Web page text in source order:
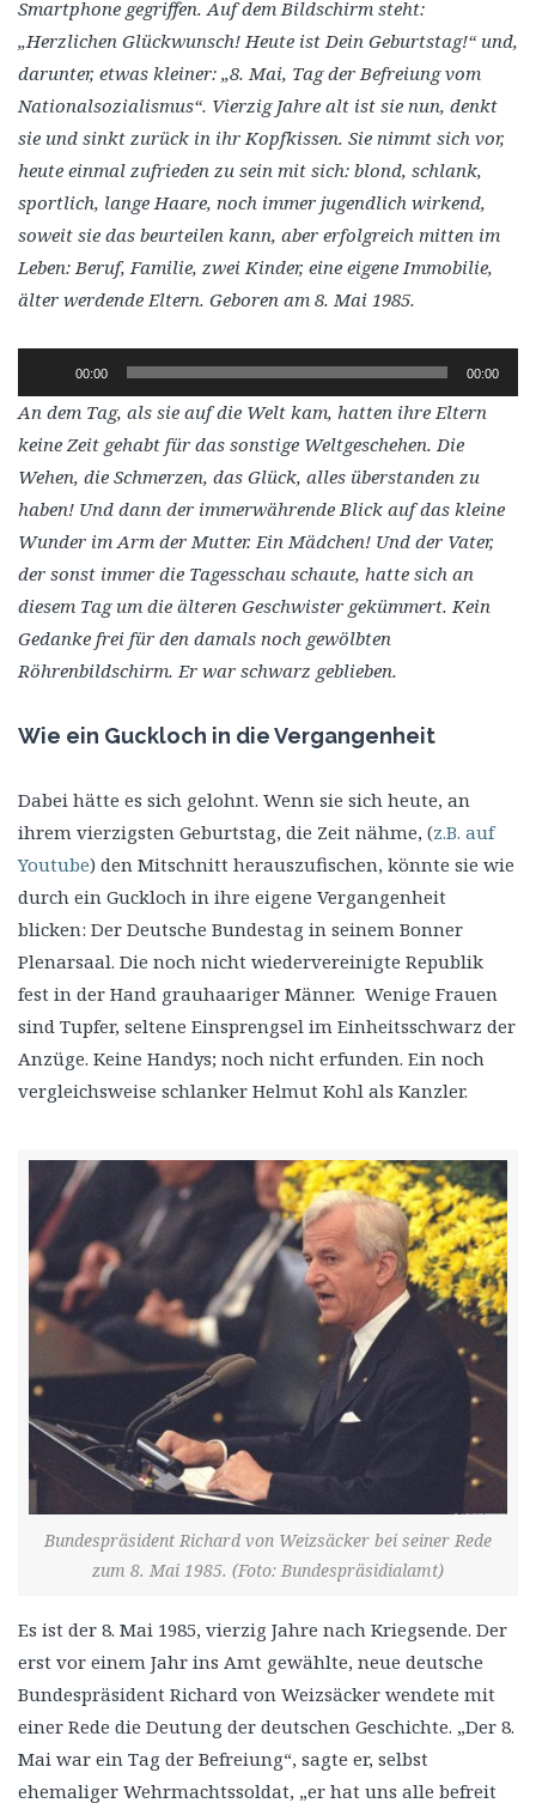
Smartphone gegriffen. Auf dem Bildschirm steht:
„Herzlichen Glückwunsch! Heute ist Dein Geburtstag!“ und,
darunter, etwas kleiner: „8. Mai, Tag der Befreiung vom
Nationalsozialismus“. Vierzig Jahre alt ist sie nun, denkt
sie und sinkt zurück in ihr Kopfkissen. Sie nimmt sich vor,
heute einmal zufrieden zu sein mit sich: blond, schlank,
sportlich, lange Haare, noch immer jugendlich wirkend,
soweit sie das beurteilen kann, aber erfolgreich mitten im
Leben: Beruf, Familie, zwei Kinder, eine eigene Immobilie,
älter werdende Eltern. Geboren am 8. Mai 1985.
Player
00:00 00:00
An dem Tag, als sie auf die Welt kam, hatten ihre Eltern
keine Zeit gehabt für das sonstige Weltgeschehen. Die
Wehen, die Schmerzen, das Glück, alles überstanden zu
haben! Und dann der immerwährende Blick auf das kleine
Wunder im Arm der Mutter. Ein Mädchen! Und der Vater,
der sonst immer die Tagesschau schaute, hatte sich an
diesem Tag um die älteren Geschwister gekümmert. Kein
Gedanke frei für den damals noch gewölbten
Röhrenbildschirm. Er war schwarz geblieben.
Wie ein Guckloch in die Vergangenheit
Dabei hätte es sich gelohnt. Wenn sie sich heute, an
ihrem vierzigsten Geburtstag, die Zeit nähme, (z.B. auf
Youtube) den Mitschnitt herauszufischen, könnte sie wie
durch ein Guckloch in ihre eigene Vergangenheit
blicken: Der Deutsche Bundestag in seinem Bonner
Plenarsaal. Die noch nicht wiedervereinigte Republik
fest in der Hand grauhaariger Männer. Wenige Frauen
sind Tupfer, seltene Einsprengsel im Einheitsschwarz der
Anzüge. Keine Handys; noch nicht erfunden. Ein noch
vergleichsweise schlanker Helmut Kohl als Kanzler.
Bundespräsident Richard von Weizsäcker bei seiner Rede
zum 8. Mai 1985. (Foto: Bundespräsidialamt)
Es ist der 8. Mai 1985, vierzig Jahre nach Kriegsende. Der
erst vor einem Jahr ins Amt gewählte, neue deutsche
Bundespräsident Richard von Weizsäcker wendete mit
einer Rede die Deutung der deutschen Geschichte. „Der 8.
Mai war ein Tag der Befreiung“, sagte er, selbst
ehemaliger Wehrmachtssoldat, „er hat uns alle befreit